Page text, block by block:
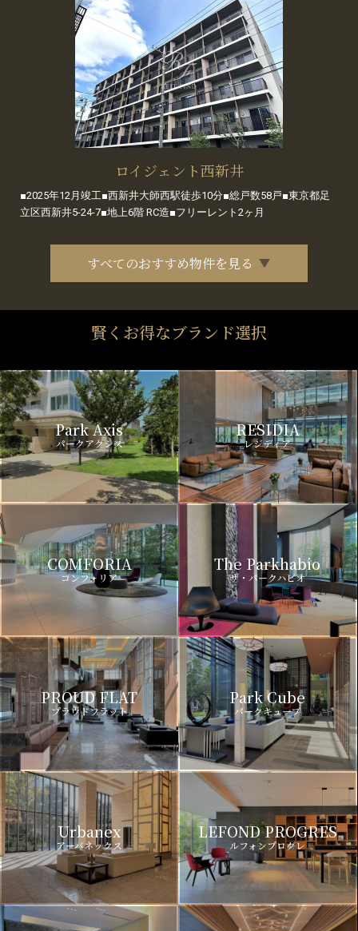
ロイジェント西新井
■2025年12月竣工■西新井大師西駅徒歩10分■総戸数58戸■東京都足
立区西新井5-24-7■地上6階 RC造■フリーレント2ヶ月
すべてのおすすめ物件を見る
賢くお得なブランド選択
Park Axis
パークアクシス
RESIDIA
レジディア
COMFORIA
コンフォリア
The Parkhabio
ザ・パークハビオ
PROUD FLAT
プラウドフラット
Park Cube
パークキューブ
Urbanex
アーバネックス
LEFOND PROGRES
ルフォンプログレ